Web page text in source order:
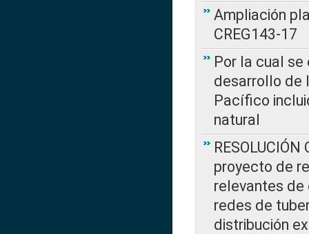
Ampliación
CREG143-17
Por la cual
desarrollo de
Pacífico
natural
proyecto de
relevantes de
redes de
distribución